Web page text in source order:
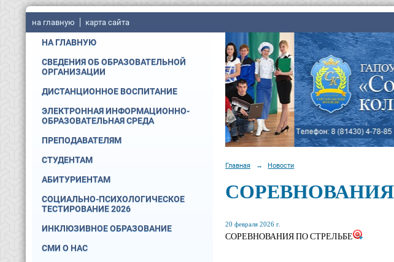
на главную карта сайта
НА ГЛАВНУЮ
СВЕДЕНИЯ ОБ ОБРАЗОВАТЕЛЬНОЙ
ОРГАНИЗАЦИИ
ДИСТАНЦИОННОЕ ВОСПИТАНИЕ
ЭЛЕКТРОННАЯ ИНФОРМАЦИОННО-
ОБРАЗОВАТЕЛЬНАЯ СРЕДА
ПРЕПОДАВАТЕЛЯМ
СТУДЕНТАМ
АБИТУРИЕНТАМ
СОЦИАЛЬНО-ПСИХОЛОГИЧЕСКОЕ
ТЕСТИРОВАНИЕ 2026
ИНКЛЮЗИВНОЕ ОБРАЗОВАНИЕ
СМИ О НАС
Главная → Новости
СОРЕВНОВАНИЯ
20 февраля 2026 г.
СОРЕВНОВАНИЯ ПО СТРЕЛЬБЕ